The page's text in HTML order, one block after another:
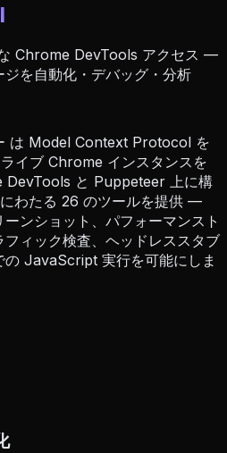
Chrome DevTools アクセス —
を自動化・デバッグ・分析
は Model Context Protocol を
イブ Chrome インスタンスを
DevTools と Puppeteer 上に構
わたる 26 のツールを提供 —
ンショット、パフォーマンスト
ィック検査、ヘッドレススタブ
の JavaScript 実行を可能にしま